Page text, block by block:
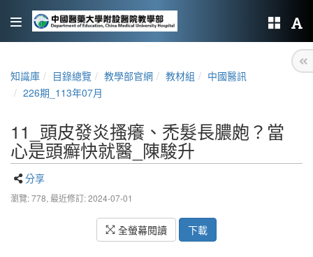
知識庫 目錄總覽 教學部官網 教材組
中國醫訊
226期_113年07月
11_頭皮發炎搔癢、禿髮長膿皰？當
心是頭癬快就醫_陳駿升
分享
瀏覽: 778, 最近修訂: 2024-07-01
全螢幕閱讀 下載